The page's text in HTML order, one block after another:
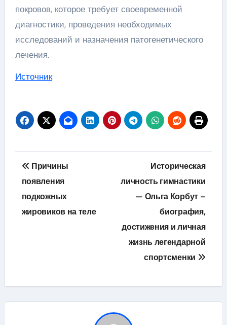
покровов, которое требует своевременной
диагностики, проведения необходимых
исследований и назначения патогенетического
лечения.
Источник
Навигация
по
записям
Причины
появления
подкожных
жировиков на теле
Историческая
личность гимнастики
— Ольга Корбут –
биография,
достижения и личная
жизнь легендарной
спортсменки